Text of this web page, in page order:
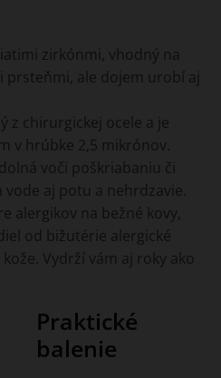
zirkónmi, vhodný na
prsteňmi, ale dojem urobí aj
z chirurgickej ocele a je
v hrúbke 2,5 mikrónov.
voči poškriabaniu či
aj potu a nehrdzavie.
alergikov na bežné kovy,
od bižutérie alergické
Vydrží vám aj roky ako
Praktické
balenie